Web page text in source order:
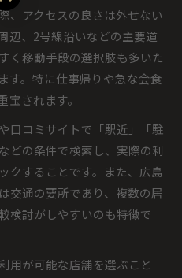
、アクセスの良さは外せない
辺、2号線沿いなどの主要道
く移動手段の選択肢も多いた
す。特に仕事帰りや急な会食
されます。
口コミサイトで「駅近」「駐
どの条件で検索し、実際の利
クすることです。また、広島
交通の要所であり、複数の居
検討がしやすいのも特徴で
用が可能な店舗を選ぶこと